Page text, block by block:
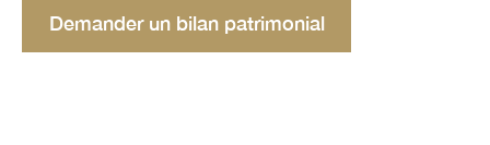
Demander un bilan patrimonial